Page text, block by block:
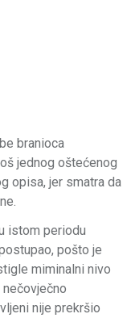
branioca
jednog oštećenog
opisa, jer smatra da
istom periodu
pošto je
miminalni nivo
nije prekršio